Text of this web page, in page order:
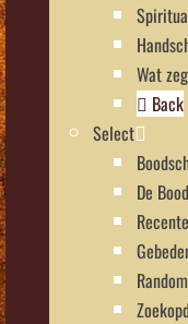
Wat
Back
Select
De